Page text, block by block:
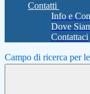
Contatti
Info e
Dove
Contattaci
Campo di ricerca per